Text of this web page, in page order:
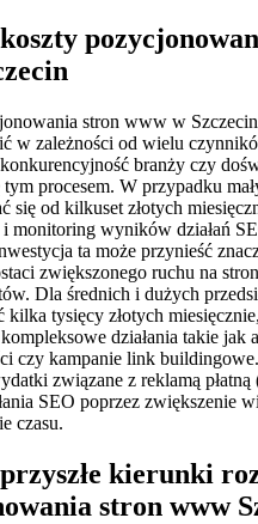
stron www w
w zależności od wielu
branży czy
tym procesem. W przypadku
się od kilkuset złotych
monitoring wyników działań
ta może przynieść
zwiększonego ruchu na
Dla średnich i dużych
kilka tysięcy złotych
działania takie jak
czy kampanie link
związane z reklamą płatną
SEO poprzez zwiększenie
czasu.
kierunki
stron www